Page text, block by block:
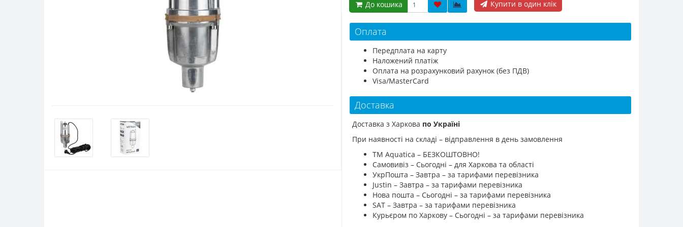
До кошика Купити в один клік
Оплата
Передплата на карту
Наложений платіж
Оплата на розрахунковий рахунок (без ПДВ)
Visa/MasterCard
Доставка
Доставка з Харкова по Україні
При наявності на складі – відправлення в день замовлення
ТМ Aquatica – БЕЗКОШТОВНО!
Самовивіз – Сьогодні – для Харкова та області
УкрПошта – Завтра – за тарифами перевізника
Justin – Завтра – за тарифами перевізника
Нова пошта – Сьогодні – за тарифами перевізника
SAT – Завтра – за тарифами перевізника
Курьєром по Харкову – Сьогодні – за тарифами перевізника